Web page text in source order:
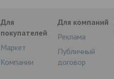
Для
покупателей
Маркет
Компании
Для компаний
Реклама
Публичный
договор